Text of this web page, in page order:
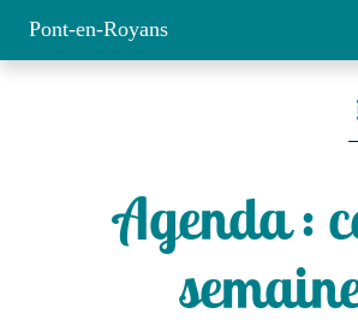
Pont-en-Royans
Agenda: